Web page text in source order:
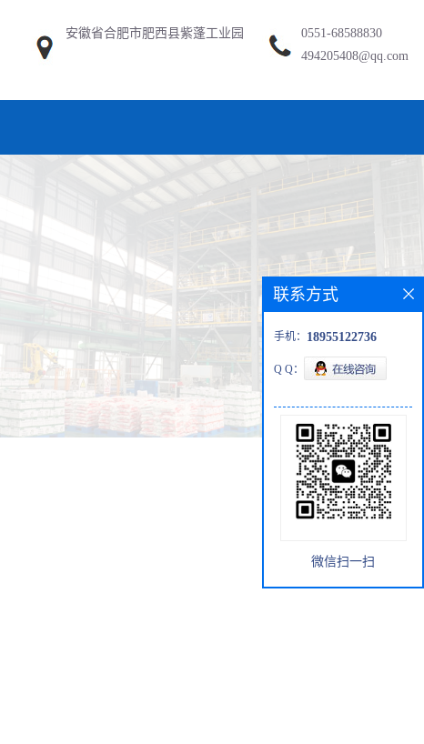
安徽省合肥市肥西县紫蓬工业园
0551-68588830
494205408@qq.com
联系方式
手机： 18955122736
Q Q：
微信扫一扫